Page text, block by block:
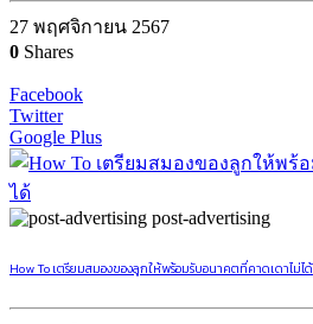
27 พฤศจิกายน 2567
0 Shares
Facebook
Twitter
Google Plus
post-advertising
How To เตรียมสมองของลูกให้พร้อมรับอนาคตที่คาดเดาไม่ได้